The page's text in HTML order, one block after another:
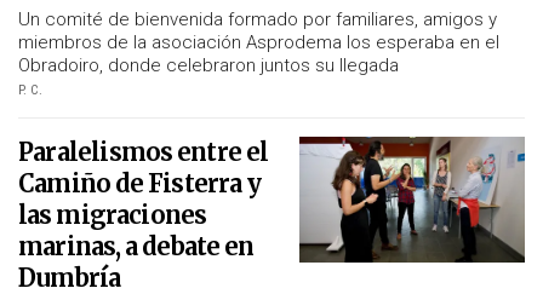
Un comité de bienvenida formado por familiares, amigos y
miembros de la asociación Asprodema los esperaba en el
Obradoiro, donde celebraron juntos su llegada
P. C.
Paralelismos entre el
Camiño de Fisterra y
las migraciones
marinas, a debate en
Dumbría